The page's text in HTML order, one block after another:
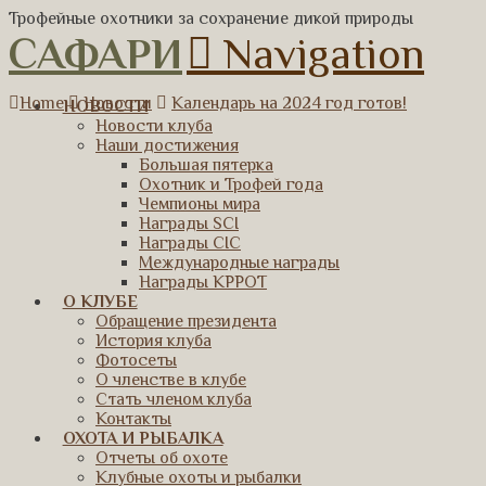
Трофейные охотники за сохранение дикой природы
САФАРИ Navigation
НОВОСТИ
Новости клуба
Наши достижения
Большая пятерка
Охотник и Трофей года
Чемпионы мира
Награды SCI
Награды CIC
Международные награды
Награды КРРОТ
О КЛУБЕ
Обращение президента
История клуба
Фотосеты
О членстве в клубе
Стать членом клуба
Контакты
ОХОТА И РЫБАЛКА
Отчеты об охоте
Клубные охоты и рыбалки
Home Новости Календарь на 2024 год готов!